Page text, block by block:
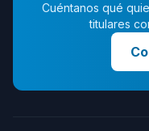
Cuéntanos qué
titulares